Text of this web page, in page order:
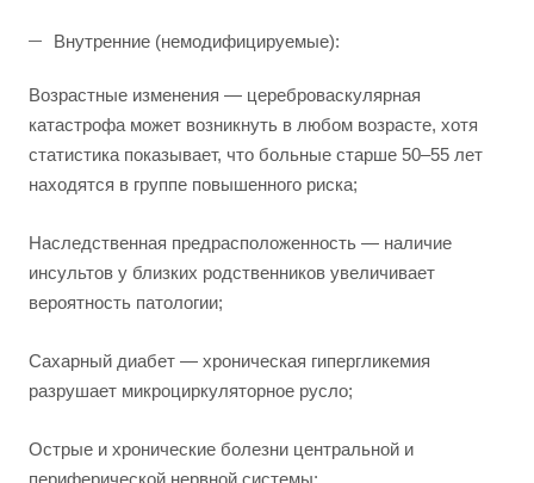
Внутренние (немодифицируемые):
Возрастные изменения — цереброваскулярная
катастрофа может возникнуть в любом возрасте, хотя
статистика показывает, что больные старше 50–55 лет
находятся в группе повышенного риска;
Наследственная предрасположенность — наличие
инсультов у близких родственников увеличивает
вероятность патологии;
Сахарный диабет — хроническая гипергликемия
разрушает микроциркуляторное русло;
Острые и хронические болезни центральной и
периферической нервной системы;